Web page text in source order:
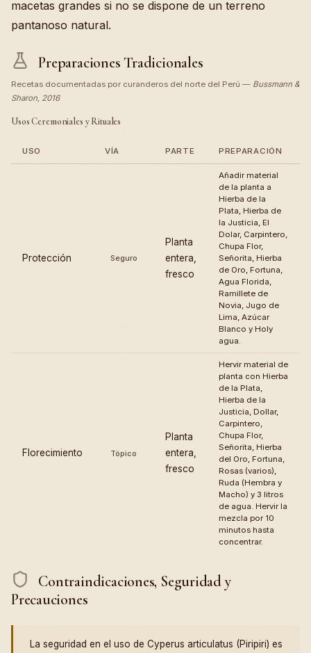
macetas grandes si no se dispone de un terreno
pantanoso natural.
Preparaciones Tradicionales
Recetas documentadas por curanderos del norte del Perú — Bussmann &
Sharon, 2016
Usos Ceremoniales y Rituales
USO VÍA PARTE PREPARACIÓN
Protección Seguro
Planta
entera,
fresco
Añadir material
de la planta a
Hierba de la
Plata, Hierba de
la Justicia, El
Dolar, Carpintero,
Chupa Flor,
Señorita, Hierba
de Oro, Fortuna,
Agua Florida,
Ramillete de
Novia, Jugo de
Lima, Azúcar
Blanco y Holy
agua.
Florecimiento Tópico
Planta
entera,
fresco
Hervir material de
planta con Hierba
de la Plata,
Hierba de la
Justicia, Dollar,
Carpintero,
Chupa Flor,
Señorita, Hierba
del Oro, Fortuna,
Rosas (varios),
Ruda (Hembra y
Macho) y 3 litros
de agua. Hervir la
mezcla por 10
minutos hasta
concentrar.
Contraindicaciones, Seguridad y
Precauciones
La seguridad en el uso de Cyperus articulatus (Piripiri) es